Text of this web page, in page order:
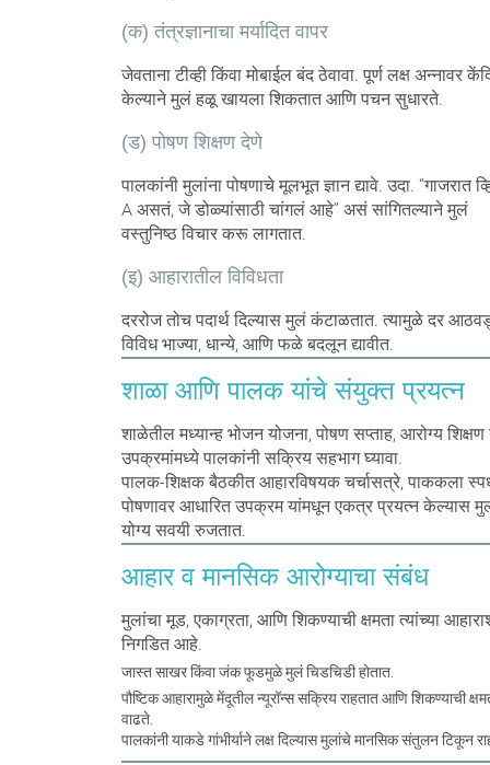
(क) तंत्रज्ञानाचा मर्यादित वापर
जेवताना टीव्ही किंवा मोबाईल बंद ठेवावा. पूर्ण लक्ष अन्नावर
केल्याने मुलं हळू खायला शिकतात आणि पचन सुधारते.
(ड) पोषण शिक्षण देणे
पालकांनी मुलांना पोषणाचे मूलभूत ज्ञान द्यावे. उदा. “गाजरात
A असतं, जे डोळ्यांसाठी चांगलं आहे” असं सांगितल्याने मुलं
वस्तुनिष्ठ विचार करू लागतात.
(इ) आहारातील विविधता
दररोज तोच पदार्थ दिल्यास मुलं कंटाळतात. त्यामुळे दर
विविध भाज्या, धान्ये, आणि फळे बदलून द्यावीत.
शाळा आणि पालक यांचे संयुक्त प्रयत्न
शाळेतील मध्यान्ह भोजन योजना, पोषण सप्ताह, आरोग्य शिक्षण
उपक्रमांमध्ये पालकांनी सक्रिय सहभाग घ्यावा.
पालक-शिक्षक बैठकीत आहारविषयक चर्चासत्रे, पाककला
पोषणावर आधारित उपक्रम यांमधून एकत्र प्रयत्न केल्यास
योग्य सवयी रुजतात.
आहार व मानसिक आरोग्याचा संबंध
मुलांचा मूड, एकाग्रता, आणि शिकण्याची क्षमता त्यांच्या
निगडित आहे.
जास्त साखर किंवा जंक फूडमुळे मुलं चिडचिडी होतात.
पौष्टिक आहारामुळे मेंदूतील न्यूरॉन्स सक्रिय राहतात आणि शिकण्याची
वाढते.
पालकांनी याकडे गांभीर्याने लक्ष दिल्यास मुलांचे मानसिक संतुलन टिकून